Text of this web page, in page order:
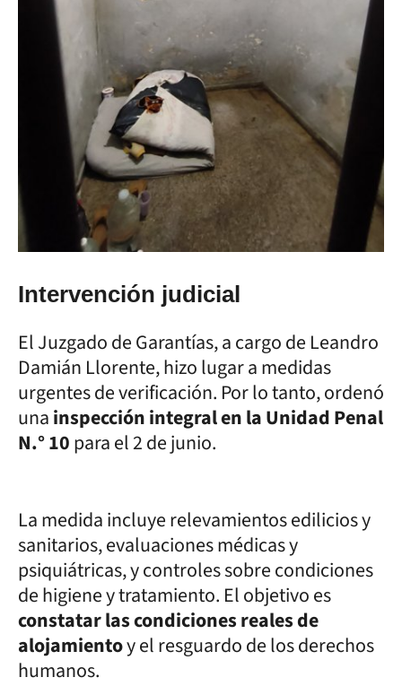
Intervención judicial
El Juzgado de Garantías, a cargo de Leandro
Damián Llorente, hizo lugar a medidas
urgentes de verificación. Por lo tanto, ordenó
unainspección integral en la Unidad Penal
N.° 10para el 2 de junio.
La medida incluye relevamientos edilicios y
sanitarios, evaluaciones médicas y
psiquiátricas, y controles sobre condiciones
de higiene y tratamiento. El objetivo es
constatar las condiciones reales de
alojamientoy el resguardo de los derechos
humanos.